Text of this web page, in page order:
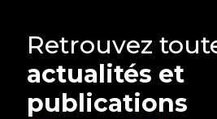
Retrouvez
actualités et
publications